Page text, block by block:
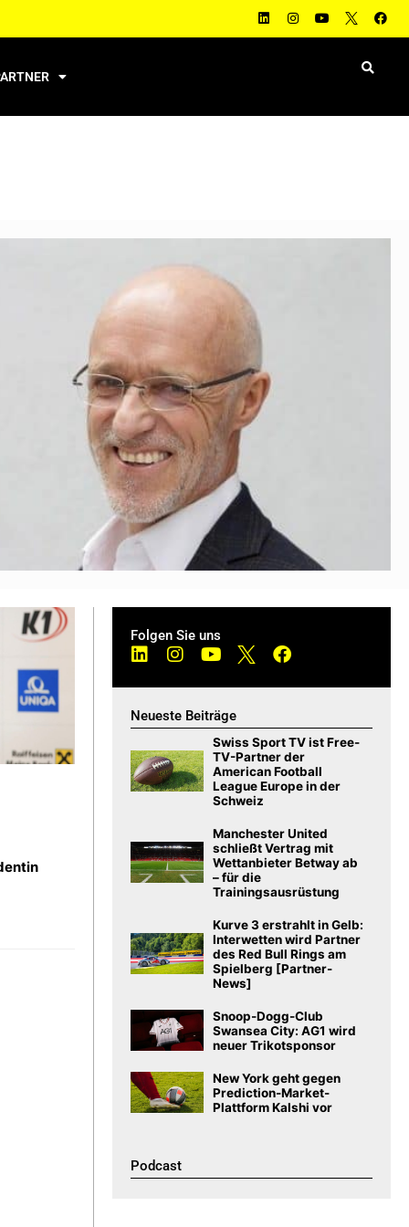
Folgen Sie uns
Neueste Beiträge
Swiss Sport TV ist Free-
TV-Partner der
American Football
League Europe in der
Schweiz
Manchester United
schließt Vertrag mit
Wettanbieter Betway ab
– für die
Trainingsausrüstung
Kurve 3 erstrahlt in Gelb:
Interwetten wird Partner
des Red Bull Rings am
Spielberg [Partner-
News]
Snoop-Dogg-Club
Swansea City: AG1 wird
neuer Trikotsponsor
New York geht gegen
Prediction-Market-
Plattform Kalshi vor
Podcast​